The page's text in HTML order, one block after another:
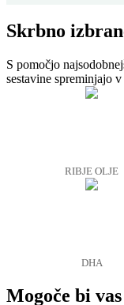
Skrbno
S pomočjo
sestavine spreminjajo
RIBJE OLJE
DHA
Mogoče bi